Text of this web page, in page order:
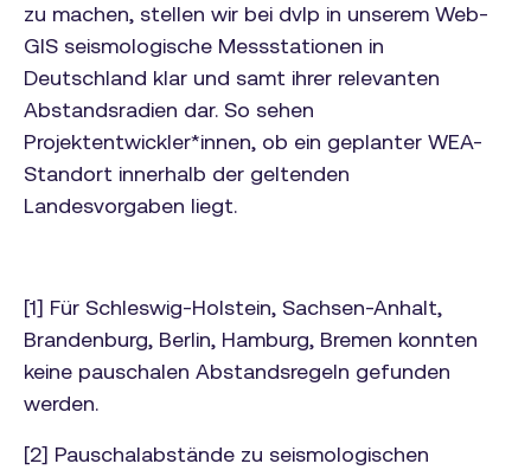
zu machen, stellen wir bei dvlp in unserem Web-
GIS seismologische Messstationen in
Deutschland klar und samt ihrer relevanten
Abstandsradien dar. So sehen
Projektentwickler*innen, ob ein geplanter WEA-
Standort innerhalb der geltenden
Landesvorgaben liegt.
[1] Für Schleswig-Holstein, Sachsen-Anhalt,
Brandenburg, Berlin, Hamburg, Bremen konnten
keine pauschalen Abstandsregeln gefunden
werden.
[2] Pauschalabstände zu seismologischen